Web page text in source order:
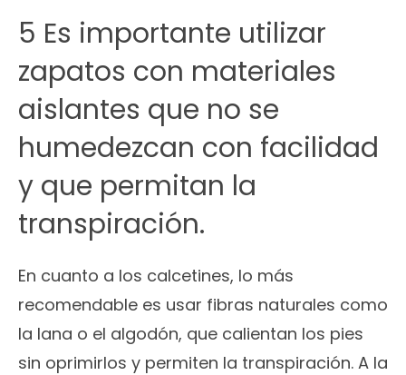
5 Es importante utilizar
zapatos con materiales
aislantes que no se
humedezcan con facilidad
y que permitan la
transpiración.
En cuanto a los calcetines, lo más
recomendable es usar fibras naturales como
la lana o el algodón, que calientan los pies
sin oprimirlos y permiten la transpiración. A la